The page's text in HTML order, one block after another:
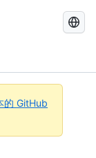
Docs
的 GitHub